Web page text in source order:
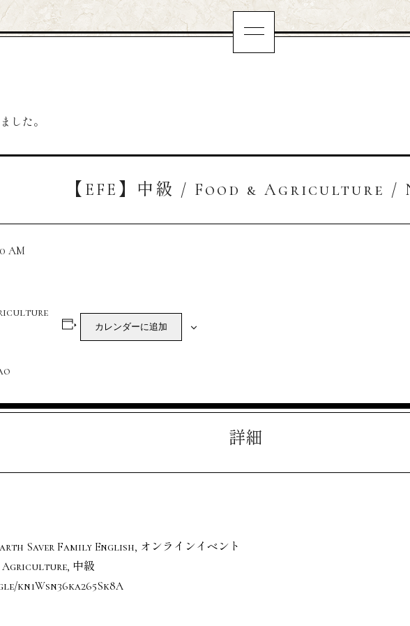
した。
【EFE】中級 / Food & Agriculture /
AM
カレンダーに追加
詳細
Saver Family English, オンラインイベント
Agriculture, 中級
kn1Wsn36ka265Sk8A